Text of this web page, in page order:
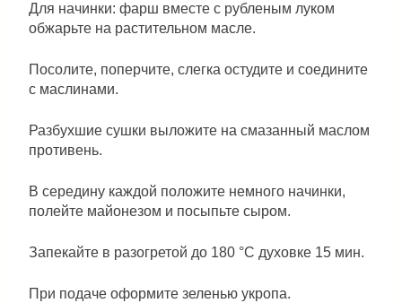
Для начинки: фарш вместе с рубленым луком
обжарьте на растительном масле.
Посолите, поперчите, слегка остудите и соедините
с маслинами.
Разбухшие сушки выложите на смазанный маслом
противень.
В середину каждой положите немного начинки,
полейте майонезом и посыпьте сыром.
Запекайте в разогретой до 180 °С духовке 15 мин.
При подаче оформите зеленью укропа.